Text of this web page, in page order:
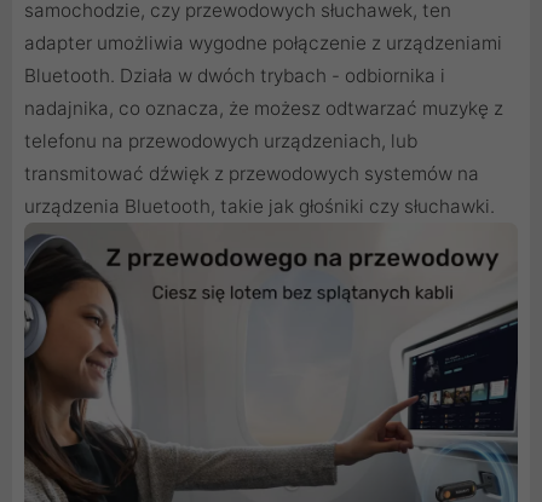
samochodzie, czy przewodowych słuchawek, ten
adapter umożliwia wygodne połączenie z urządzeniami
Bluetooth. Działa w dwóch trybach - odbiornika i
nadajnika, co oznacza, że możesz odtwarzać muzykę z
telefonu na przewodowych urządzeniach, lub
transmitować dźwięk z przewodowych systemów na
urządzenia Bluetooth, takie jak głośniki czy słuchawki.